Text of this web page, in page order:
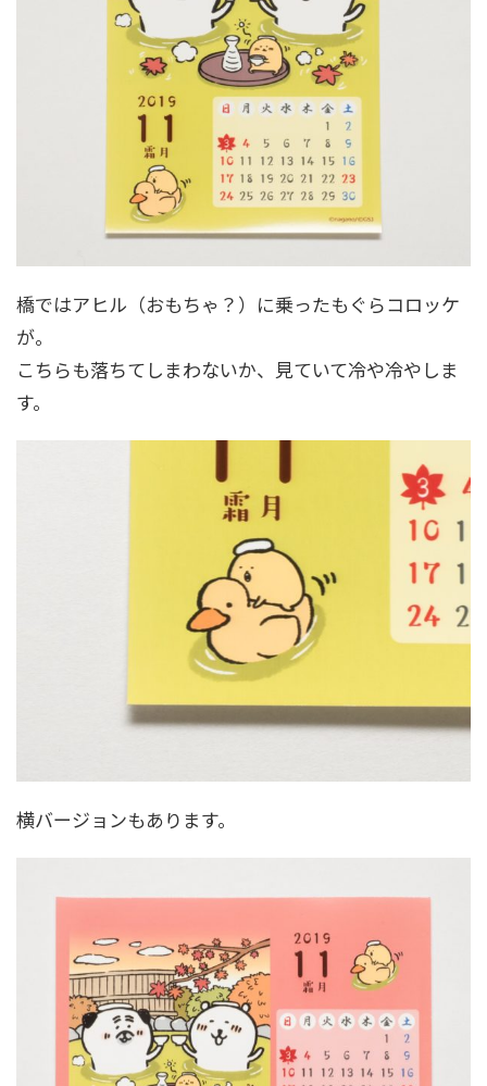
橋ではアヒル（おもちゃ？）に乗ったもぐらコロッケ
が。
こちらも落ちてしまわないか、見ていて冷や冷やしま
す。
横バージョンもあります。